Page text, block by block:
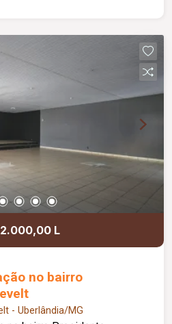
O apartamento
e 02 vagas de
L
no bairro
- Uberlândia/MG